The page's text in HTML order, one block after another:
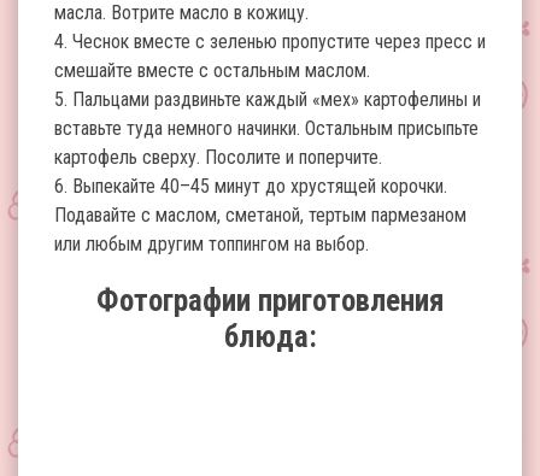
масла. Вотрите масло в кожицу.
4. Чеснок вместе с зеленью пропустите через пресс и
смешайте вместе с остальным маслом.
5. Пальцами раздвиньте каждый «мех» картофелины и
вставьте туда немного начинки. Остальным присыпьте
картофель сверху. Посолите и поперчите.
6. Выпекайте 40–45 минут до хрустящей корочки.
Подавайте с маслом, сметаной, тертым пармезаном
или любым другим топпингом на выбор.
Фотографии приготовления
блюда: